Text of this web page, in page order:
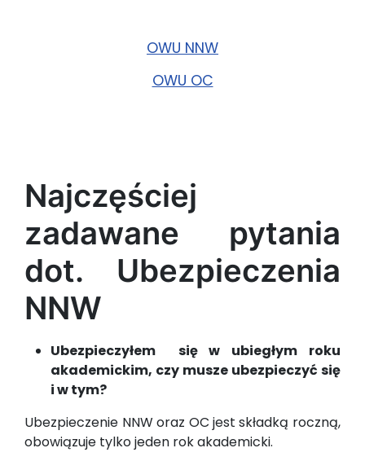
OWU NNW
OWU OC
Najczęściej
zadawane pytania
dot. Ubezpieczenia
NNW
Ubezpieczyłem się w ubiegłym roku
akademickim, czy musze ubezpieczyć się
i w tym?
Ubezpieczenie NNW oraz OC jest składką roczną,
obowiązuje tylko jeden rok akademicki.